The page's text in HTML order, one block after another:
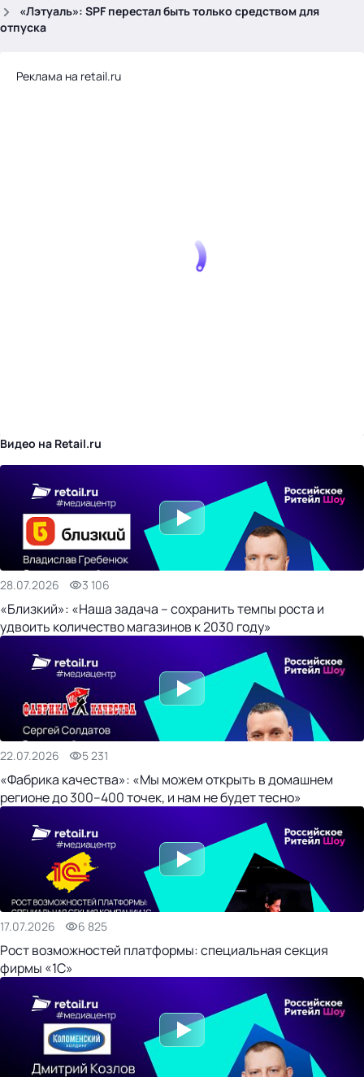
«Лэтуаль»: SPF перестал быть только средством для
отпуска
Реклама на retail.ru
Видео на Retail.ru
28.07.2026 3 106
«Близкий»: «Наша задача – сохранить темпы роста и
удвоить количество магазинов к 2030 году»
22.07.2026 5 231
«Фабрика качества»: «Мы можем открыть в домашнем
регионе до 300–400 точек, и нам не будет тесно»
17.07.2026 6 825
Рост возможностей платформы: специальная секция
фирмы «1С»